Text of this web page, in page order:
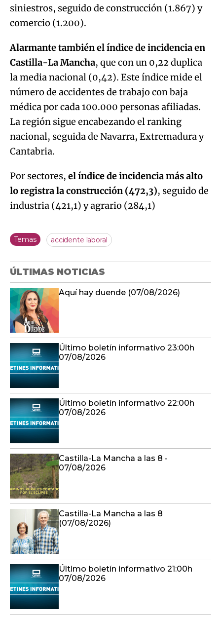
siniestros, seguido de construcción (1.867) y
comercio (1.200).
Alarmante también el índice de incidencia en
Castilla-La Mancha, que con un 0,22 duplica
la media nacional (0,42). Este índice mide el
número de accidentes de trabajo con baja
médica por cada 100.000 personas afiliadas.
La región sigue encabezando el ranking
nacional, seguida de Navarra, Extremadura y
Cantabria.
Por sectores, el índice de incidencia más alto
lo registra la construcción (472,3), seguido de
industria (421,1) y agrario (284,1)
Temas accidente laboral
ÚLTIMAS NOTICIAS
Aquí hay duende (07/08/2026)
Último boletín informativo 23:00h
07/08/2026
Último boletín informativo 22:00h
07/08/2026
Castilla-La Mancha a las 8 -
07/08/2026
Castilla-La Mancha a las 8
(07/08/2026)
Último boletín informativo 21:00h
07/08/2026